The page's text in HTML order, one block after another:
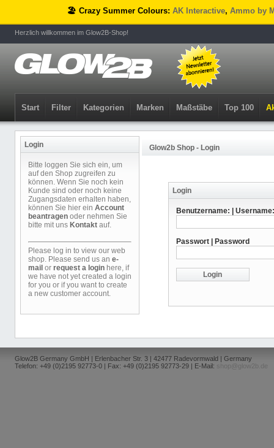
🏖️ Crazy Summer Colours:AK Interactive,Ammo by
Herzlich willkommen im Glow2B-Shop!
Start Filter Kategorien Marken Maßstäbe Top 100
Login
Bitte loggen Sie sich ein, um
auf den Shop zugreifen zu
können. Wenn Sie noch kein
Kunde sind oder noch keine
Zugangsdaten erhalten haben,
können Sie hier ein Account
beantragen oder nehmen Sie
bitte mit uns Kontakt auf.
Please log in to view our web
shop. Please send us an e-
mail or request a login here, if
we have not yet created a login
for you or if you want to create
a new customer account.
Glow2b Shop - Login
Login
Benutzername: | Username:
Passwort | Password
Glow2B Germany GmbH | Erlenbacher Str. 3 | 42477 Radevormwald | Germany
Telefon: +49 (0)2195 92773-0 | Fax: +49 (0)2195 92773-29 | E-Mail:
shop@glow2b.de